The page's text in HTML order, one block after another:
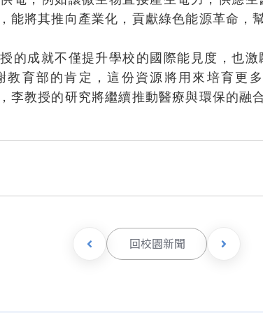
能將其推向產業化，貢獻綠色能源革命，
的成就不僅提升學校的國際能見度，也
教育部的肯定，這份資源將用來培育更
李教授的研究將繼續推動醫療與環保的融
回校園新聞